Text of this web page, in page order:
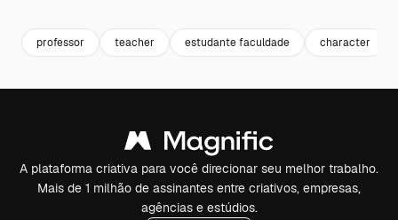
professor teacher estudante faculdade character
A plataforma criativa para você direcionar seu melhor trabalho.
Mais de 1 milhão de assinantes entre criativos, empresas,
agências e estúdios.